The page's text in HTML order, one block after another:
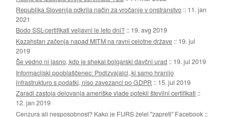
Republika Slovenija odkrila način za vročanje v onstranstvo :: 11. jan
2021
Bodo SSL-certifikati veljavni le leto dni? :: 19. avg 2019
Kazahstan začenja napad MITM na ravni celotne države :: 19. jul
2019
Še vedno ni jasno, kdo je shekal bolgarski davčni urad :: 19. jul 2019
Informacijski pooblaščenec: Podizvajalci, ki samo hranijo
infrastrukturo s podatki, niso zavezanci po GDPR :: 15. jul 2019
Zaradi zastoja delovanja ameriške vlade potekli številni certifikati ::
12. jan 2019
Cenzura ali nesposobnost? Kako je FURS želel "zapreti" Facebook ::